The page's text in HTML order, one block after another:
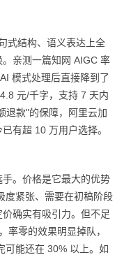
式结构、语义表达上全
亲测一篇知网 AIGC 率
模式处理后直接降到了
元/千字，支持 7 天内
退款"的保障，阿里云加
有超 10 万用户选择。
。价格是它最大的优势
紧张、需要在初稿阶段
确实有吸引力。但不足
率零的效果明显掉队，
可能还在 30% 以上。如